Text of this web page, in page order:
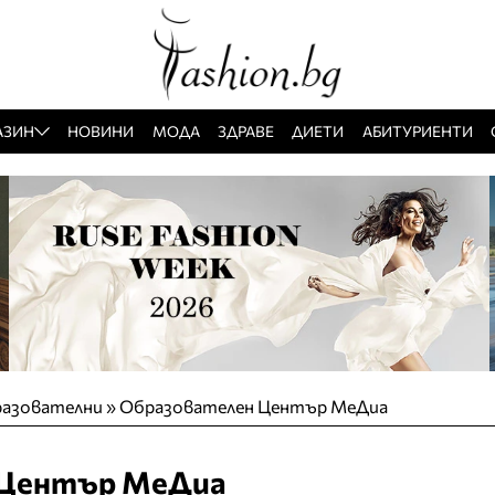
НОВИНИ МОДА ЗДРАВЕ ДИЕТИ АБИТУРИЕНТИ
»Образователен Център МеДиа
МеДиа